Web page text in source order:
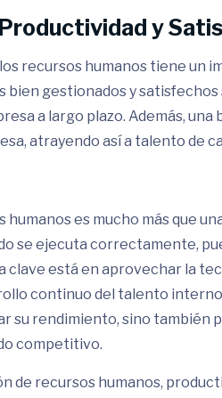
y
recursos humanos tiene un
bien gestionados y
a largo plazo. Además, una
atrayendo así a talento de
humanos es mucho más que
se ejecuta correctamente,
clave está en aprovechar la
continuo del talento
su rendimiento, sino también
competitivo.
de recursos humanos,